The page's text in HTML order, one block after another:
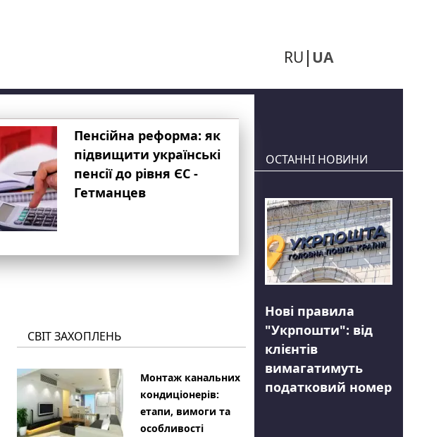
RU UA
Пенсійна реформа: як
підвищити українські
пенсії до рівня ЄС -
Гетманцев
СВІТ ЗАХОПЛЕНЬ
Монтаж канальних
кондиціонерів:
етапи, вимоги та
особливості
ОСТАННІ НОВИНИ
Нові правила
"Укрпошти": від
клієнтів
вимагатимуть
податковий номер